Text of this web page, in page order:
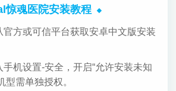
魂医院安装教程
官方或可信平台获取安卓中文版安装
机设置-安全，开启“允许安装未知
型需单独授权。